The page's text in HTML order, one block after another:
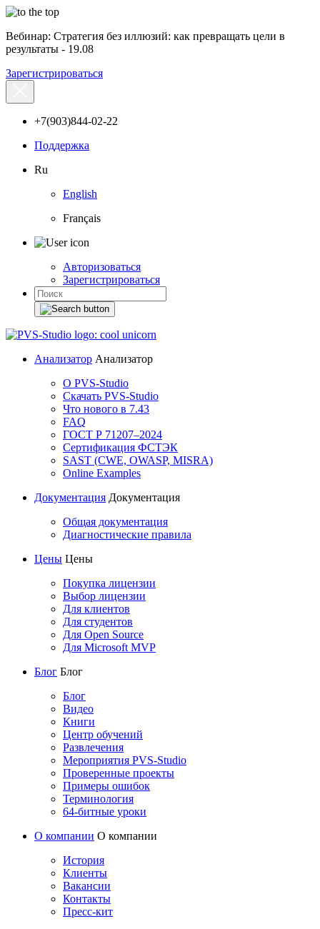
Вебинар: Стратегия без иллюзий: как превращать цели в
результаты - 19.08
Зарегистрироваться
+7(903)844-02-22
Поддержка
Ru
English
Français
Авторизоваться
Зарегистрироваться
Анализатор Анализатор
О PVS-Studio
Скачать PVS-Studio
Что нового в 7.43
FAQ
ГОСТ Р 71207–2024
Сертификация ФСТЭК
SAST (CWE, OWASP, MISRA)
Online Examples
Документация Документация
Общая документация
Диагностические правила
Цены Цены
Покупка лицензии
Выбор лицензии
Для клиентов
Для студентов
Для Open Source
Для Microsoft MVP
Блог Блог
Блог
Видео
Книги
Центр обучений
Развлечения
Мероприятия PVS-Studio
Проверенные проекты
Примеры ошибок
Терминология
64-битные уроки
О компании О компании
История
Клиенты
Вакансии
Контакты
Пресс-кит